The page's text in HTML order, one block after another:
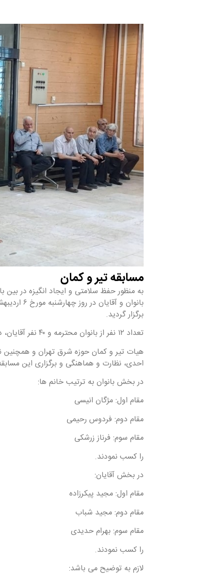
مسابقه تیر و کمان
به منظور حفظ سلامتی و ایجاد انگیزه در
بانوان
برگزار گردید.
تعداد ۱۲ نفر از بانوان محترمه و ۴۰ نفر آقایان، در این دور از مسابقات شرکت نمودند.
هیات تیر و کمان حوزه شرق تهران و همچنین
احدی، نظارت و هماهنگی و برگزاری این
در بخش بانوان به ترتیب خانم ها:
مقام اول: مژگان انیسی
مقام دوم: فردوس رحیمی
مقام سوم: فرناز زرشکی
را کسب نمودند.
در بخش آقایان:
مقام اول: مجید پیکرزاده
مقام دوم: مجید شباب
مقام سوم: بهرام حدیدی
را کسب نمودند.
لازم به توضیح می باشد: